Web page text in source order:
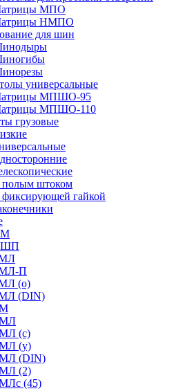
МПО
НМПО
для шин
универсальные
МПШО-95
МПШО-110
грузовые
штоком
гайкой
П
(о)
(DIN)
(с)
(у)
(DIN)
(2)
(45)